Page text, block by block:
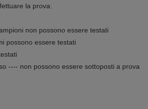
la prova:
non possono essere testati
possono essere testati
---- non possono essere sottoposti a prova